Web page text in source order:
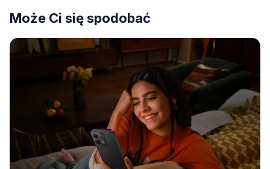
Może Ci się spodobać